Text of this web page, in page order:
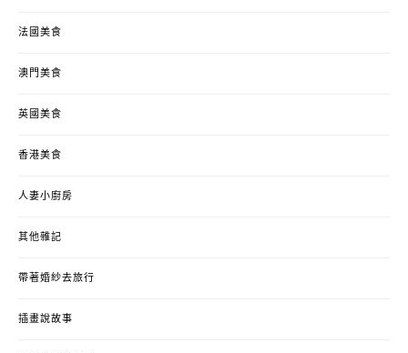
法國美食
澳門美食
英國美食
香港美食
人妻小廚房
其他雜記
帶著婚紗去旅行
插畫說故事